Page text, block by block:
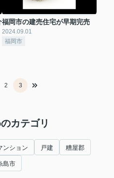
福岡市の建売住宅が早期完売
2024.09.01
福岡市
2 3
カテゴリ
ンション 戸建 糟屋郡
島市